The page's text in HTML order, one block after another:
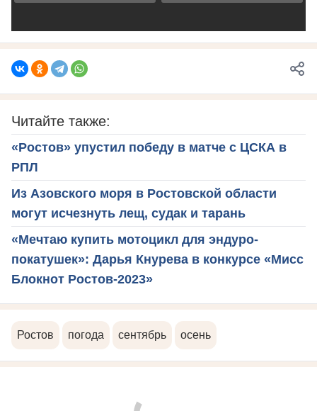
Читайте также:
«Ростов» упустил победу в матче с ЦСКА в
РПЛ
Из Азовского моря в Ростовской области
могут исчезнуть лещ, судак и тарань
«Мечтаю купить мотоцикл для эндуро-
покатушек»: Дарья Кнурева в конкурсе «Мисс
Блокнот Ростов-2023»
Ростов погода сентябрь осень